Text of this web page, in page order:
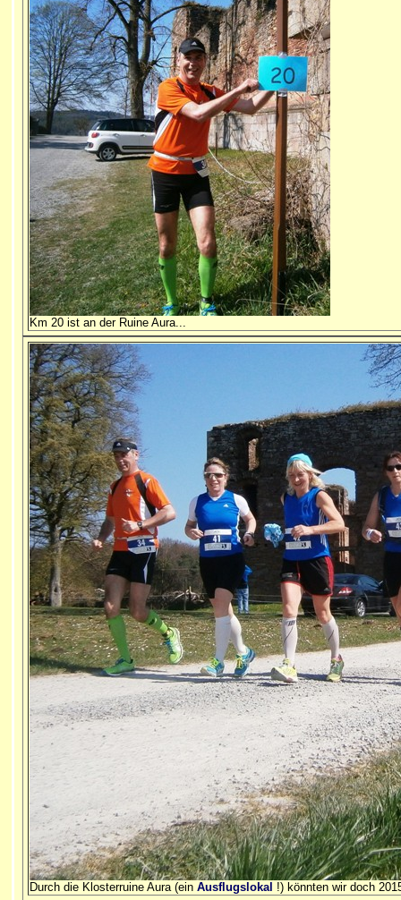
Km 20 ist an der Ruine Aura...
Durch die Klosterruine Aura (ein Ausflugslokal !) könnten wir doch